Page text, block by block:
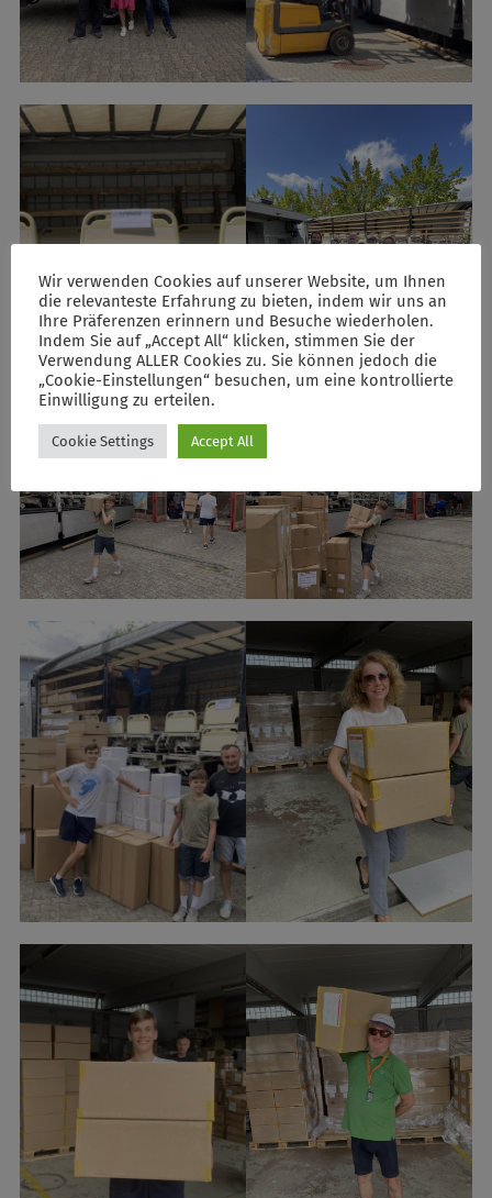
Wir verwenden Cookies auf unserer Website, um Ihnen
die relevanteste Erfahrung zu bieten, indem wir uns an
Ihre Präferenzen erinnern und Besuche wiederholen.
Indem Sie auf „Accept All“ klicken, stimmen Sie der
Verwendung ALLER Cookies zu. Sie können jedoch die
„Cookie-Einstellungen“ besuchen, um eine kontrollierte
Einwilligung zu erteilen.
Cookie Settings Accept All